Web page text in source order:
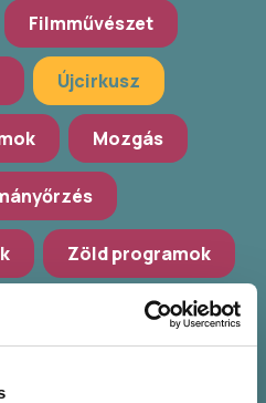
Filmművészet
Újcirkusz
Mozgás
Zöld programok